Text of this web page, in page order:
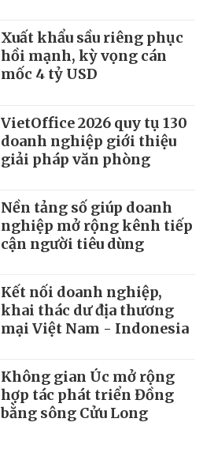
Xuất khẩu sầu riêng phục
hồi mạnh, kỳ vọng cán
mốc 4 tỷ USD
VietOffice 2026 quy tụ 130
doanh nghiệp giới thiệu
giải pháp văn phòng
Nền tảng số giúp doanh
nghiệp mở rộng kênh tiếp
cận người tiêu dùng
Kết nối doanh nghiệp,
khai thác dư địa thương
mại Việt Nam - Indonesia
Không gian Úc mở rộng
hợp tác phát triển Đồng
bằng sông Cửu Long